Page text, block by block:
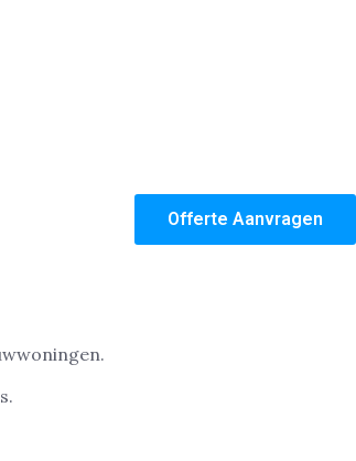
Offerte Aanvragen